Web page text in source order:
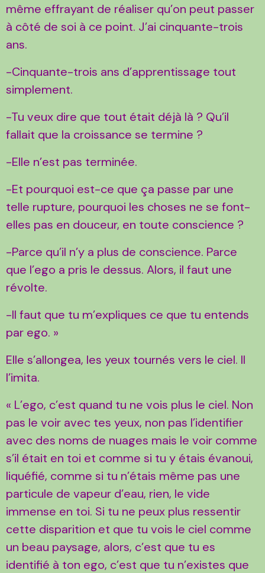
même effrayant de réaliser qu’on peut passer
à côté de soi à ce point. J’ai cinquante-trois
ans.
-Cinquante-trois ans d’apprentissage tout
simplement.
-Tu veux dire que tout était déjà là ? Qu’il
fallait que la croissance se termine ?
-Elle n’est pas terminée.
-Et pourquoi est-ce que ça passe par une
telle rupture, pourquoi les choses ne se font-
elles pas en douceur, en toute conscience ?
-Parce qu’il n’y a plus de conscience. Parce
que l’ego a pris le dessus. Alors, il faut une
révolte.
-Il faut que tu m’expliques ce que tu entends
par ego. »
Elle s’allongea, les yeux tournés vers le ciel. Il
l’imita.
« L’ego, c’est quand tu ne vois plus le ciel. Non
pas le voir avec tes yeux, non pas l’identifier
avec des noms de nuages mais le voir comme
s’il était en toi et comme si tu y étais évanoui,
liquéfié, comme si tu n’étais même pas une
particule de vapeur d’eau, rien, le vide
immense en toi. Si tu ne peux plus ressentir
cette disparition et que tu vois le ciel comme
un beau paysage, alors, c’est que tu es
identifié à ton ego, c’est que tu n’existes que